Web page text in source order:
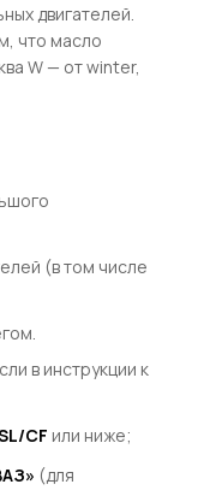
двигателей.
что масло
W — отwinter,
(в том числе
в инструкции к
CF или ниже;
(для